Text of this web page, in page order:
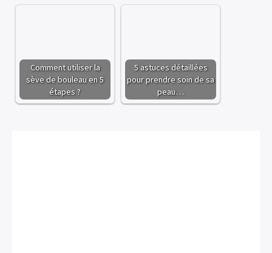
Comment utiliser la
sève de bouleau en 5
étapes ?
5 astuces détaillées
pour prendre soin de sa
peau…